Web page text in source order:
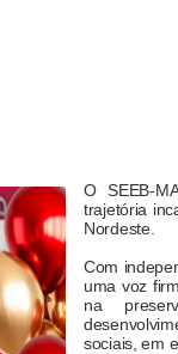
O SEEB-
trajetória
Nordeste.
Com
uma voz
na
sociais, em